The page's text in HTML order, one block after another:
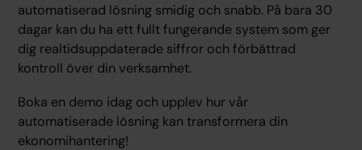
automatiserad lösning smidig och snabb. På bara 30
dagar kan du ha ett fullt fungerande system som ger
dig realtidsuppdaterade siffror och förbättrad
kontroll över din verksamhet.
Boka en demo idag och upplev hur vår
automatiserade lösning kan transformera din
ekonomihantering!